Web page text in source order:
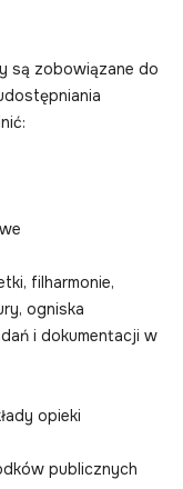
są zobowiązane do
filharmonie,
ogniska
i dokumentacji w
opieki
publicznych